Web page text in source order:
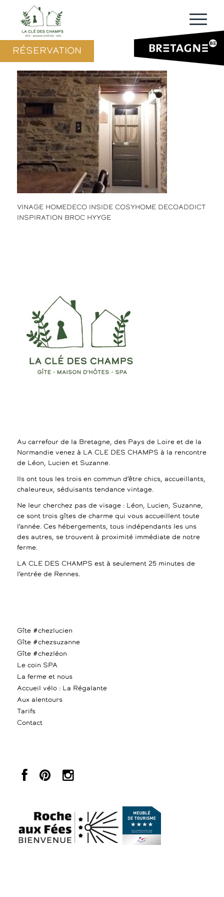
RÉSERVATION
VINAGE HOMEDECO INSIDE COSYHOME DECOADDICT
INSPIRATION BROC HYYGE
Au carrefour de la Bretagne, des Pays de Loire et de la
Normandie venez à LA CLE DES CHAMPS à la rencontre
de Léon, Lucien et Suzanne.
Ils ont tous les trois en commun d’être chics, accueillants,
chaleureux, séduisants tendance vintage.
Ne leur cherchez pas de visage : Léon, Lucien, Suzanne,
ce sont trois gîtes de charme qui vous accueillent toute
l’année. Ces hébergements, tous indépendants les uns
des autres, se trouvent à proximité immédiate de notre
ferme.
LA CLE DES CHAMPS est à seulement 25 minutes de
l’entrée de Rennes.
Gîte #chezlucien
Gîte #chezsuzanne
Gîte #chezléon
Le coin SPA
La ferme et nous
Accueil vélo : La Régalante
Aux alentours
Tarifs
Contact